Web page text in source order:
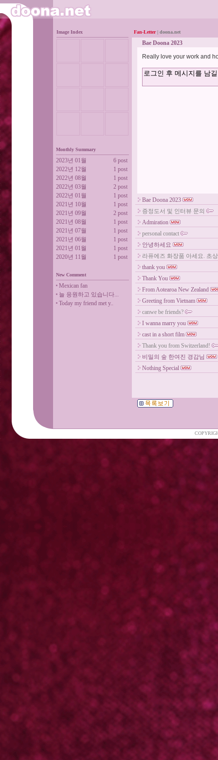
Image Index
Monthly Summary
2023년 01월
6 post
2022년 12월
1 post
2022년 08월
1 post
2022년 03월
2 post
2022년 01월
1 post
2021년 10월
1 post
2021년 09월
2 post
2021년 08월
1 post
2021년 07월
1 post
2021년 06월
1 post
2021년 01월
1 post
2020년 11월
1 post
New Comment
Mexican fan
늘 응원하고 있습니다...
Today my friend met y..
Fan-Letter| doona.net
Bae Doona 2023
Really love your work and
Bae Doona 2023
증정도서 및 인터뷰 문의
Admiration
personal contact
안녕하세요
라퓨에즈 화장품 아세요. 초
thank you
Thank You
From Aotearoa New Zealand
Greeting from Vietnam
canwe be friends?
I wanna marry you
cast in a short film
Thank you from Switzerland!
비밀의 숲 한여진 경감님
Nothing Special